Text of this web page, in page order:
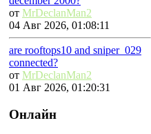
от MrDeclanMan2
04 Авг 2026, 01:08:11
are rooftops10 and sniper_029
connected?
от MrDeclanMan2
01 Авг 2026, 01:20:31
Онлайн